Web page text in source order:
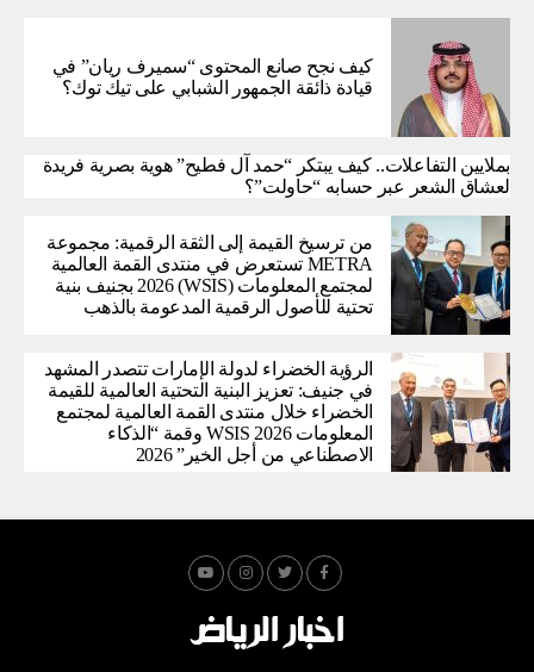
كيف نجح صانع المحتوى “سميرف ريان” في
قيادة ذائقة الجمهور الشبابي على تيك توك؟
بملايين التفاعلات.. كيف يبتكر “حمد آل فطيح” هوية بصرية فريدة
لعشاق الشعر عبر حسابه “حاولت”؟
من ترسيخ القيمة إلى الثقة الرقمية: مجموعة
METRA تستعرض في منتدى القمة العالمية
لمجتمع المعلومات (WSIS) 2026 بجنيف بنية
تحتية للأصول الرقمية المدعومة بالذهب
الرؤية الخضراء لدولة الإمارات تتصدر المشهد
في جنيف: تعزيز البنية التحتية العالمية للقيمة
الخضراء خلال منتدى القمة العالمية لمجتمع
المعلومات WSIS 2026 وقمة “الذكاء
الاصطناعي من أجل الخير” 2026